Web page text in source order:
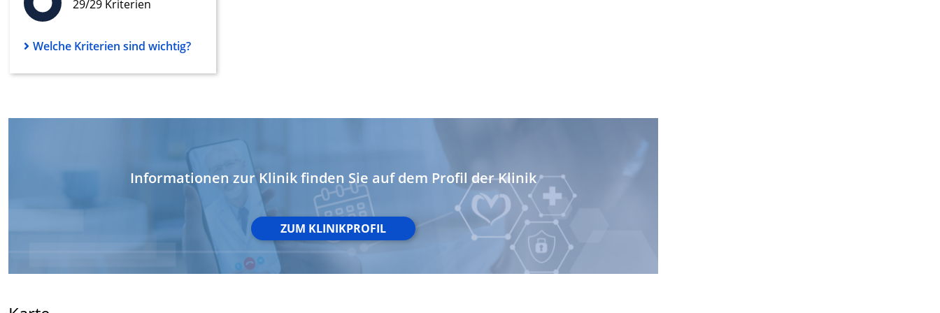
29/29 Kriterien
Welche Kriterien sind wichtig?
Informationen zur Klinik finden Sie auf dem Profil der Klinik
ZUM KLINIKPROFIL